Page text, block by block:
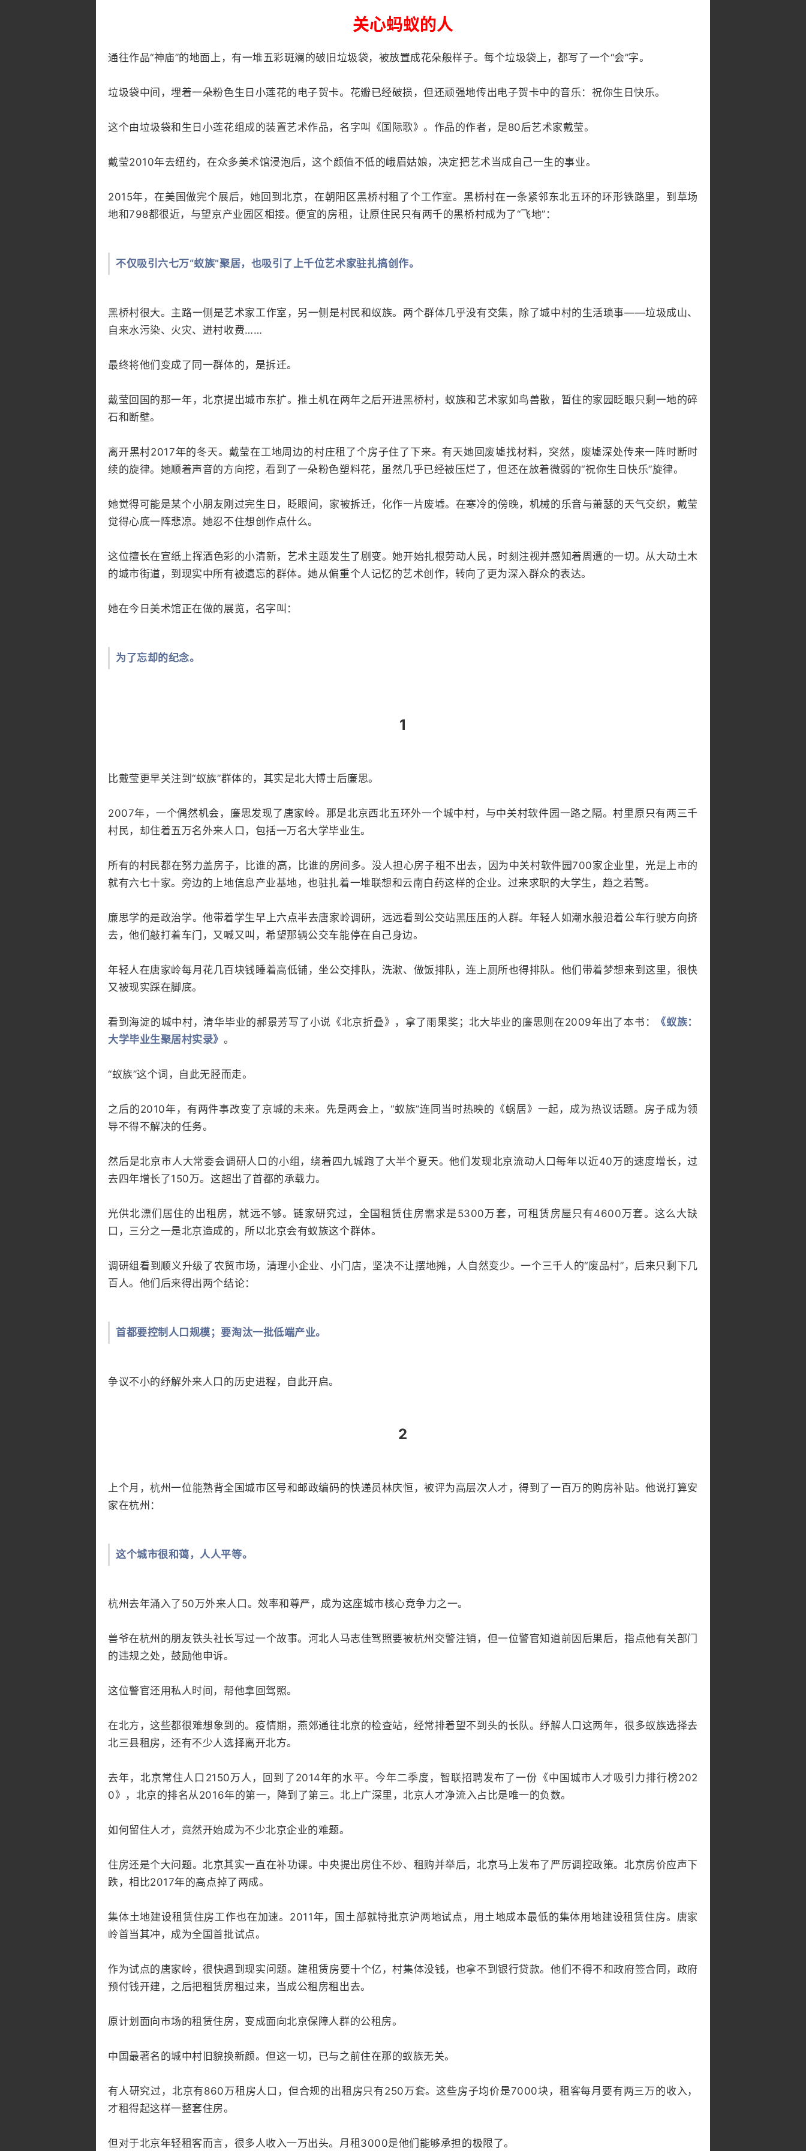
关心蚂蚁的人
通往作品“神庙”的地面上，有一堆五彩斑斓的破旧垃圾袋，被放置成花朵般样子。每个垃圾袋上，都写了一个“会”字。
垃圾袋中间，埋着一朵粉色生日小莲花的电子贺卡。花瓣已经破损，但还顽强地传出电子贺卡中的音乐：祝你生日快乐。
这个由垃圾袋和生日小莲花组成的装置艺术作品，名字叫《国际歌》。作品的作者，是80后艺术家戴莹。
戴莹2010年去纽约，在众多美术馆浸泡后，这个颜值不低的峨眉姑娘，决定把艺术当成自己一生的事业。
2015年，在美国做完个展后，她回到北京，在朝阳区黑桥村租了个工作室。黑桥村在一条紧邻东北五环的环形铁路里，到草场
地和798都很近，与望京产业园区相接。便宜的房租，让原住民只有两千的黑桥村成为了“飞地”：
不仅吸引六七万“蚁族”聚居，也吸引了上千位艺术家驻扎搞创作。
黑桥村很大。主路一侧是艺术家工作室，另一侧是村民和蚁族。两个群体几乎没有交集，除了城中村的生活琐事——垃圾成山、
自来水污染、火灾、进村收费……
最终将他们变成了同一群体的，是拆迁。
戴莹回国的那一年，北京提出城市东扩。推土机在两年之后开进黑桥村，蚁族和艺术家如鸟兽散，暂住的家园眨眼只剩一地的碎
石和断壁。
离开黑村2017年的冬天。戴莹在工地周边的村庄租了个房子住了下来。有天她回废墟找材料，突然，废墟深处传来一阵时断时
续的旋律。她顺着声音的方向挖，看到了一朵粉色塑料花，虽然几乎已经被压烂了，但还在放着微弱的“祝你生日快乐”旋律。
她觉得可能是某个小朋友刚过完生日，眨眼间，家被拆迁，化作一片废墟。在寒冷的傍晚，机械的乐音与萧瑟的天气交织，戴莹
觉得心底一阵悲凉。她忍不住想创作点什么。
这位擅长在宣纸上挥洒色彩的小清新，艺术主题发生了剧变。她开始扎根劳动人民，时刻注视并感知着周遭的一切。从大动土木
的城市街道，到现实中所有被遗忘的群体。她从偏重个人记忆的艺术创作，转向了更为深入群众的表达。
她在今日美术馆正在做的展览，名字叫：
为了忘却的纪念。
1
比戴莹更早关注到“蚁族”群体的，其实是北大博士后廉思。
2007年，一个偶然机会，廉思发现了唐家岭。那是北京西北五环外一个城中村，与中关村软件园一路之隔。村里原只有两三千
村民，却住着五万名外来人口，包括一万名大学毕业生。
所有的村民都在努力盖房子，比谁的高，比谁的房间多。没人担心房子租不出去，因为中关村软件园700家企业里，光是上市的
就有六七十家。旁边的上地信息产业基地，也驻扎着一堆联想和云南白药这样的企业。过来求职的大学生，趋之若鹜。
廉思学的是政治学。他带着学生早上六点半去唐家岭调研，远远看到公交站黑压压的人群。年轻人如潮水般沿着公车行驶方向挤
去，他们敲打着车门，又喊又叫，希望那辆公交车能停在自己身边。
年轻人在唐家岭每月花几百块钱睡着高低铺，坐公交排队，洗漱、做饭排队，连上厕所也得排队。他们带着梦想来到这里，很快
又被现实踩在脚底。
看到海淀的城中村，清华毕业的郝景芳写了小说《北京折叠》，拿了雨果奖；北大毕业的廉思则在2009年出了本书：
《蚁族：
大学毕业生聚居村实录》 。
“蚁族”这个词，自此无胫而走。
之后的2010年，有两件事改变了京城的未来。先是两会上，“蚁族”连同当时热映的《蜗居》一起，成为热议话题。房子成为领
导不得不解决的任务。
然后是北京市人大常委会调研人口的小组，绕着四九城跑了大半个夏天。他们发现北京流动人口每年以近40万的速度增长，过
去四年增长了150万。这超出了首都的承载力。
光供北漂们居住的出租房，就远不够。链家研究过，全国租赁住房需求是5300万套，可租赁房屋只有4600万套。这么大缺
口，三分之一是北京造成的，所以北京会有蚁族这个群体。
调研组看到顺义升级了农贸市场，清理小企业、小门店，坚决不让摆地摊，人自然变少。一个三千人的“废品村”，后来只剩下几
百人。他们后来得出两个结论：
首都要控制人口规模；要淘汰一批低端产业。
争议不小的纾解外来人口的历史进程，自此开启。
2
上个月，杭州一位能熟背全国城市区号和邮政编码的快递员林庆恒，被评为高层次人才，得到了一百万的购房补贴。他说打算安
家在杭州：
这个城市很和蔼，人人平等。
杭州去年涌入了50万外来人口。效率和尊严，成为这座城市核心竞争力之一。
兽爷在杭州的朋友铁头社长写过一个故事。河北人马志佳驾照要被杭州交警注销，但一位警官知道前因后果后，指点他有关部门
的违规之处，鼓励他申诉。
这位警官还用私人时间，帮他拿回驾照。
在北方，这些都很难想象到的。疫情期，燕郊通往北京的检查站，经常排着望不到头的长队。纾解人口这两年，很多蚁族选择去
北三县租房，还有不少人选择离开北方。
去年，北京常住人口2150万人，回到了2014年的水平。今年二季度，智联招聘发布了一份《中国城市人才吸引力排行榜202
0》，北京的排名从2016年的第一，降到了第三。北上广深里，北京人才净流入占比是唯一的负数。
如何留住人才，竟然开始成为不少北京企业的难题。
住房还是个大问题。北京其实一直在补功课。中央提出房住不炒、租购并举后，北京马上发布了严厉调控政策。北京房价应声下
跌，相比2017年的高点掉了两成。
集体土地建设租赁住房工作也在加速。2011年，国土部就特批京沪两地试点，用土地成本最低的集体用地建设租赁住房。唐家
岭首当其冲，成为全国首批试点。
作为试点的唐家岭，很快遇到现实问题。建租赁房要十个亿，村集体没钱，也拿不到银行贷款。他们不得不和政府签合同，政府
预付钱开建，之后把租赁房租过来，当成公租房租出去。
原计划面向市场的租赁住房，变成面向北京保障人群的公租房。
中国最著名的城中村旧貌换新颜。但这一切，已与之前住在那的蚁族无关。
有人研究过，北京有860万租房人口，但合规的出租房只有250万套。这些房子均价是7000块，租客每月要有两三万的收入，
才租得起这样一整套住房。
但对于北京年轻租客而言，很多人收入一万出头。月租3000是他们能够承担的极限了。